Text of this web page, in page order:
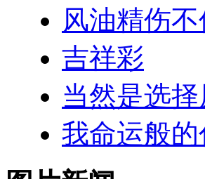
风油精伤
吉祥彩
当然是选
我命运般